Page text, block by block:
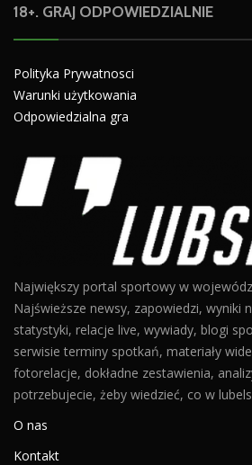
18+. GRAJ ODPOWIEDZIALNIE
Polityka Prywatnosci
Warunki użytkowania
Odpowiedzialna gra
Największy portal sportowy w
Najświeższe newsy, zapowiedzi, wyniki
statystyki, relacje live, wywiady, blogi
serwisie terminy spotkań, materiały
fotorelacje, dokładne zestawienia,
potrzebujecie, żeby wiedzieć, co w
O nas
Kontakt